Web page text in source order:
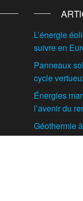
L’énergie
suivre en
Panneaux
cycle
Énergies
l’avenir du
Géothermie
enterrés et